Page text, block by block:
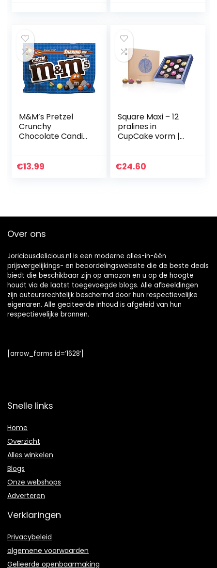
M&M’s Pretzel
Crunchy
Chocolate Candies
€13.99
Square Maxi – 12
pralines in
CupCake vorm |
Geschenkidee |
€24.60
Over ons
Joriciousdelicious.nl is een moderne alles-in-één
prijsvergelijkings- en beoordelingswebsite die de beste deals
biedt die beschikbaar zijn op amazon en u op de hoogte
houdt via de laatst toegevoegde blogs. Alle afbeeldingen
zijn auteursrechtelijk beschermd door hun respectievelijke
eigenaren. Alle geciteerde inhoud is afgeleid van hun
respectievelijke bronnen.
[arrow_forms id=’1628′]
Snelle links
Home
Overzicht
Alles winkelen
Blogs
Onze webshops
Adverteren
Verklaringen
Privacybeleid
algemene voorwaarden
Gelieerde openbaarmaking